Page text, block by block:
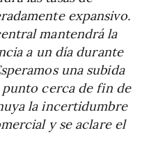
expansivo.
mantendrá la
a un día durante
una subida
cerca de fin de
la incertidumbre
y se aclare el